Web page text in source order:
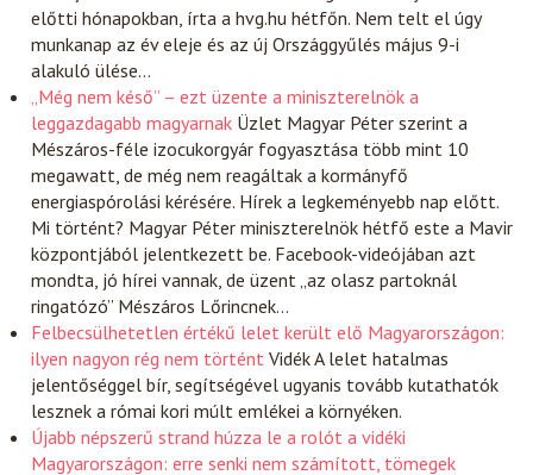
előtti hónapokban, írta a hvg.hu hétfőn. Nem telt el úgy
munkanap az év eleje és az új Országgyűlés május 9-i
alakuló ülése…
„Még nem késő” – ezt üzente a miniszterelnök a
leggazdagabb magyarnak Üzlet Magyar Péter szerint a
Mészáros-féle izocukorgyár fogyasztása több mint 10
megawatt, de még nem reagáltak a kormányfő
energiaspórolási kérésére. Hírek a legkeményebb nap előtt.
Mi történt? Magyar Péter miniszterelnök hétfő este a Mavir
központjából jelentkezett be. Facebook-videójában azt
mondta, jó hírei vannak, de üzent „az olasz partoknál
ringatózó” Mészáros Lőrincnek…
Felbecsülhetetlen értékű lelet került elő Magyarországon:
ilyen nagyon rég nem történt VidékA lelet hatalmas
jelentőséggel bír, segítségével ugyanis tovább kutathatók
lesznek a római kori múlt emlékei a környéken.
Újabb népszerű strand húzza le a rolót a vidéki
Magyarországon: erre senki nem számított, tömegek